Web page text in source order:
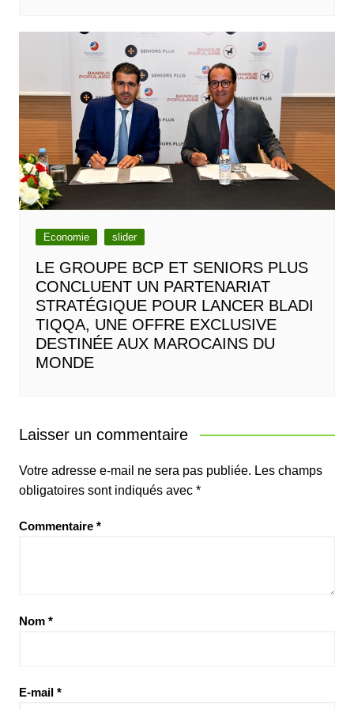
Economie slider
LE GROUPE BCP ET SENIORS PLUS
CONCLUENT UN PARTENARIAT
STRATÉGIQUE POUR LANCER BLADI
TIQQA, UNE OFFRE EXCLUSIVE
DESTINÉE AUX MAROCAINS DU
MONDE
Laisser un commentaire
Votre adresse e-mail ne sera pas publiée. Les champs
obligatoires sont indiqués avec *
Commentaire *
Nom *
E-mail *